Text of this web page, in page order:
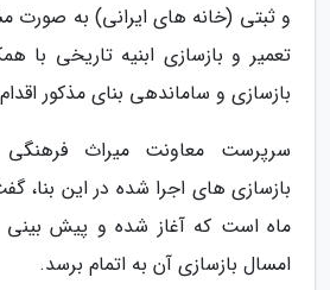
و ثبتی (خانه های ایرانی) به صورت
تعمیر و بازسازی ابنیه تاریخی با
بازسازی و ساماندهی بنای مذکور
سرپرست معاونت میراث
بازسازی های اجرا شده در این بنا،
ماه است که آغاز شده و پیش بینی
امسال بازسازی آن به اتمام برسد.